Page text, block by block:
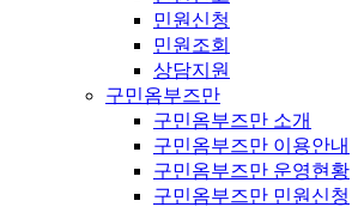
민원신청
민원조회
상담지원
구민옴부즈만
구민옴부즈만 소개
구민옴부즈만 이용안내
구민옴부즈만 운영현황
구민옴부즈만 민원신청